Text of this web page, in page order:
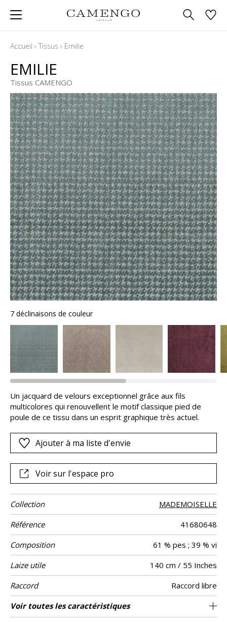
Accueil › Tissus › Emilie
EMILIE
Tissus CAMENGO
7 déclinaisons de couleur
Un jacquard de velours exceptionnel grâce aux fils
multicolores qui renouvellent le motif classique pied de
poule de ce tissu dans un esprit graphique très actuel.
Ajouter à ma liste d'envie
Voir sur l'espace pro
Collection
MADEMOISELLE
Référence
41680648
Composition
61 % pes ; 39 % vi
Laize utile
140 cm / 55 Inches
Raccord
Raccord libre
Test
Martindale
50000
Usage
martindale
Siège à usage intensif : >40,000 cycles
(Martindale) et/ou >30,000 doubles rubs
Wyzenbeek 100000
Sens De large
Poids g/m² 700
Usage
Entretien
Pays d'origine Inde
Voir toutes les caractéristiques